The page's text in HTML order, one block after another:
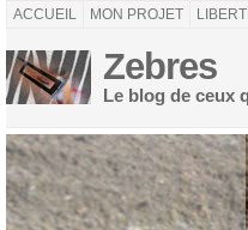
ACCUEIL MON PROJET
Zebres
Le blog de ceux